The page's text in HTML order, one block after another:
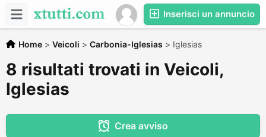
Inserisci un annuncio
Home > Veicoli > Carbonia-Iglesias > Iglesias
8 risultati trovati in Veicoli,
Iglesias
Crea avviso